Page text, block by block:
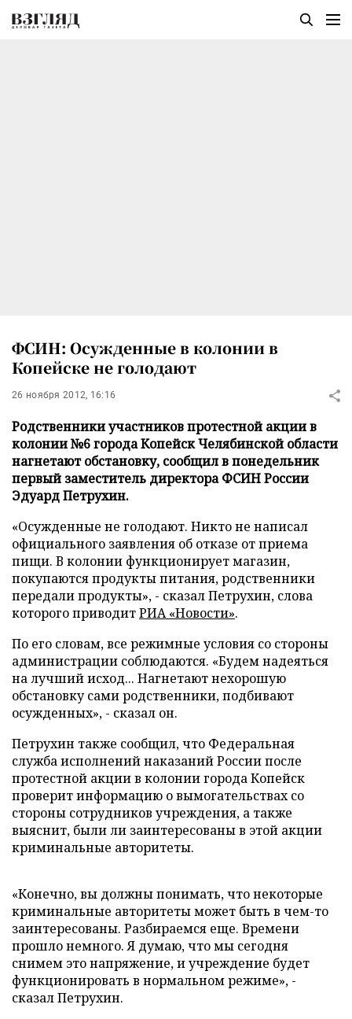
ФСИН: Осужденные в колонии в
Копейске не голодают
26 ноября 2012, 16:16
Родственники участников протестной акции в
колонии №6 города Копейск Челябинской области
нагнетают обстановку, сообщил в понедельник
первый заместитель директора ФСИН России
Эдуард Петрухин.
«Осужденные не голодают. Никто не написал
официального заявления об отказе от приема
пищи. В колонии функционирует магазин,
покупаются продукты питания, родственники
передали продукты», - сказал Петрухин, слова
которого приводитРИА «Новости».
По его словам, все режимные условия со стороны
администрации соблюдаются. «Будем надеяться
на лучший исход... Нагнетают нехорошую
обстановку сами родственники, подбивают
осужденных», - сказал он.
Петрухин также сообщил, что Федеральная
служба исполнений наказаний России после
протестной акции в колонии города Копейск
проверит информацию о вымогательствах со
стороны сотрудников учреждения, а также
выяснит, были ли заинтересованы в этой акции
криминальные авторитеты.
«Конечно, вы должны понимать, что некоторые
криминальные авторитеты может быть в чем-то
заинтересованы. Разбираемся еще. Времени
прошло немного. Я думаю, что мы сегодня
снимем это напряжение, и учреждение будет
функционировать в нормальном режиме», -
сказал Петрухин.